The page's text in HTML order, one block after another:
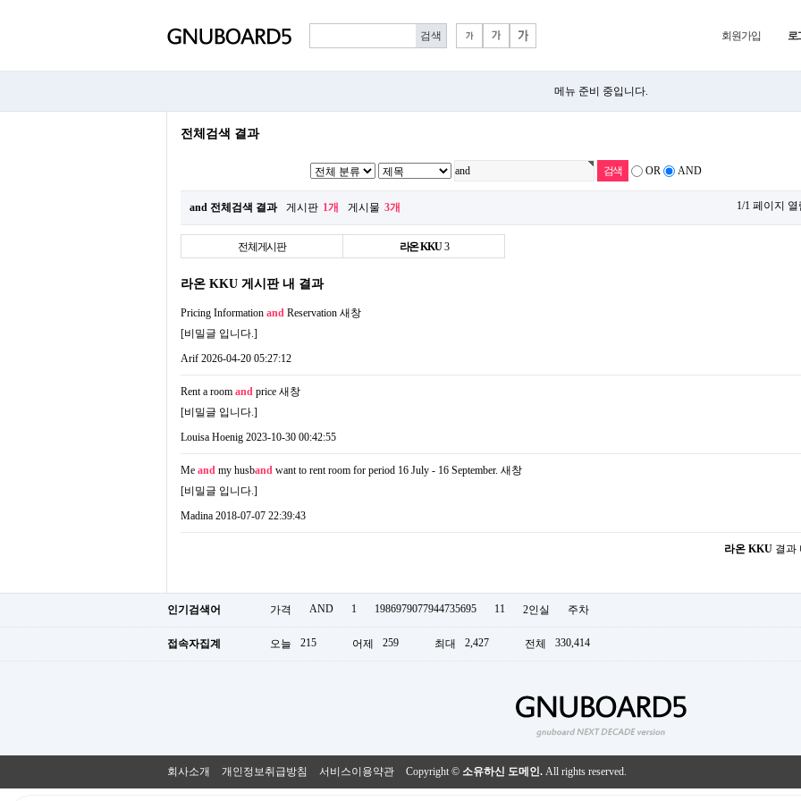
회원가입 로
메뉴 준비 중입니다.
전체검색 결과
OR AND
and 전체검색 결과 게시판 1개 게시물 3개 1/1 페이지 열
전체게시판 라온 KKU 3
라온 KKU 게시판 내 결과
Pricing Information and Reservation 새창
[비밀글 입니다.]
Arif 2026-04-20 05:27:12
Rent a room and price 새창
[비밀글 입니다.]
Louisa Hoenig 2023-10-30 00:42:55
Me and my husband want to rent room for period 16 July - 16 September. 새창
[비밀글 입니다.]
Madina 2018-07-07 22:39:43
라온 KKU 결과
인기검색어 가격 AND 1 1986979077944735695 11 2인실 주차
접속자집계 오늘 215 어제 259 최대 2,427 전체 330,414
회사소개 개인정보취급방침 서비스이용약관 Copyright © 소유하신 도메인. All rights reserved.